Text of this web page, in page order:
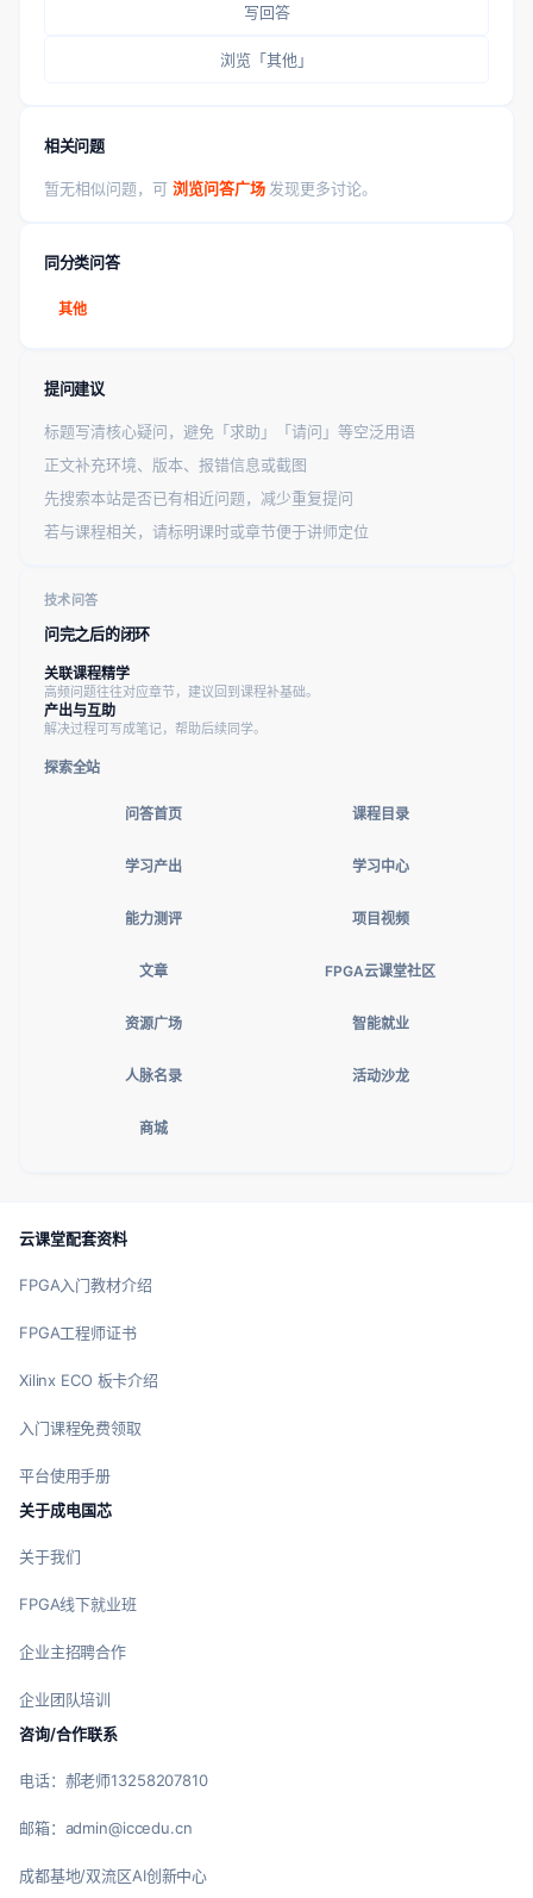
写回答
浏览「其他」
相关问题
暂无相似问题，可 浏览问答广场 发现更多讨论。
同分类问答
其他
提问建议
标题写清核心疑问，避免「求助」「请问」等空泛用语
正文补充环境、版本、报错信息或截图
先搜索本站是否已有相近问题，减少重复提问
若与课程相关，请标明课时或章节便于讲师定位
技术问答
问完之后的闭环
关联课程精学
高频问题往往对应章节，建议回到课程补基础。
产出与互助
解决过程可写成笔记，帮助后续同学。
探索全站
问答首页 课程目录
学习产出 学习中心
能力测评 项目视频
文章 FPGA云课堂社区
资源广场 智能就业
人脉名录 活动沙龙
商城
云课堂配套资料
FPGA入门教材介绍
FPGA工程师证书
Xilinx ECO 板卡介绍
入门课程免费领取
平台使用手册
关于成电国芯
关于我们
FPGA线下就业班
企业主招聘合作
企业团队培训
咨询/合作联系
电话：郝老师13258207810
邮箱：admin@iccedu.cn
成都基地/双流区AI创新中心